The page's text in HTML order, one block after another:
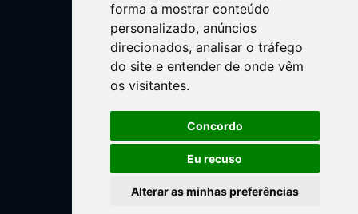
forma a mostrar conteúdo
personalizado, anúncios
direcionados, analisar o tráfego
do site e entender de onde vêm
os visitantes.
Concordo
Eu recuso
Alterar as minhas preferências